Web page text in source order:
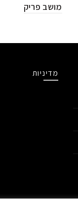
מושב פריק
מדיניות